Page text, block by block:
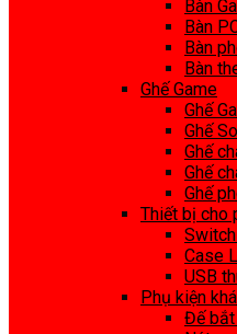
Bàn
Bàn
Bàn
Bàn
Ghế Game
Ghế
Ghế
Ghế
Ghế
Ghế
Thiết bị cho
Case
USB
Phụ kiện
Đế